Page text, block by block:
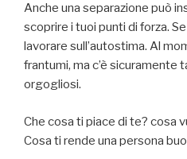
Anche una separazione può
scoprire i tuoi punti di forza.
lavorare sull’autostima. Al
frantumi, ma c’è sicuramente
orgogliosi.
Che cosa ti piace di te? cosa
Cosa ti rende una persona